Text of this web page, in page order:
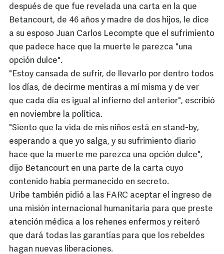
después de que fue revelada una carta en la que
Betancourt, de 46 años y madre de dos hijos, le dice
a su esposo Juan Carlos Lecompte que el sufrimiento
que padece hace que la muerte le parezca "una
opción dulce".
"Estoy cansada de sufrir, de llevarlo por dentro todos
los días, de decirme mentiras a mí misma y de ver
que cada día es igual al infierno del anterior", escribió
en noviembre la política.
"Siento que la vida de mis niños está en stand-by,
esperando a que yo salga, y su sufrimiento diario
hace que la muerte me parezca una opción dulce",
dijo Betancourt en una parte de la carta cuyo
contenido había permanecido en secreto.
Uribe también pidió a las FARC aceptar el ingreso de
una misión internacional humanitaria para que preste
atención médica a los rehenes enfermos y reiteró
que dará todas las garantías para que los rebeldes
hagan nuevas liberaciones.